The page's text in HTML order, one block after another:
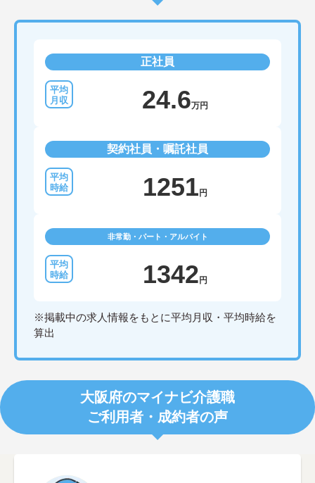
正社員
24.6万円
契約社員・嘱託社員
1251 円
非常勤・パート・アルバイト
1342 円
※掲載中の求人情報をもとに平均月収・平均時給を
算出
大阪府のマイナビ介護職
ご利用者・成約者の声